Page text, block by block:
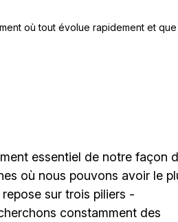
où tout évolue rapidement et que
essentiel de notre façon
où nous pouvons avoir le
sur trois piliers -
constamment des